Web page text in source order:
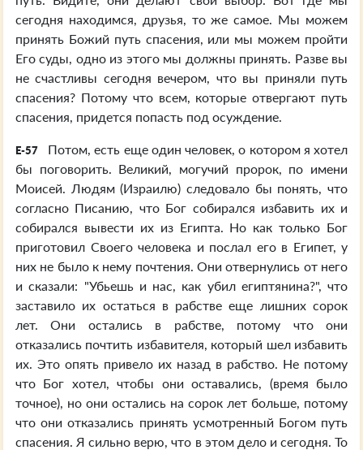
сегодня находимся, друзья, то же самое. Мы можем
принять Божий путь спасения, или мы можем пройти
Его суды, одно из этого мы должны принять. Разве вы
не счастливы сегодня вечером, что вы приняли путь
спасения? Потому что всем, которые отвергают путь
спасения, придется попасть под осуждение.
E-57
Потом, есть еще один человек, о котором я хотел
бы поговорить. Великий, могучий пророк, по имени
Моисей. Людям (Израилю) следовало бы понять, что
согласно Писанию, что Бог собирался избавить их и
собирался вывести их из Египта. Но как только Бог
приготовил Своего человека и послал его в Египет, у
них не было к нему почтения. Они отвернулись от него
и сказали: "Убьешь и нас, как убил египтянина?", что
заставило их остаться в рабстве еще лишних сорок
лет. Они остались в рабстве, потому что они
отказались почтить избавителя, который шел избавить
их. Это опять привело их назад в рабство. Не потому
что Бог хотел, чтобы они оставались, (время было
точное), но они остались на сорок лет больше, потому
что они отказались принять усмотренный Богом путь
спасения. Я сильно верю, что в этом дело и сегодня. То